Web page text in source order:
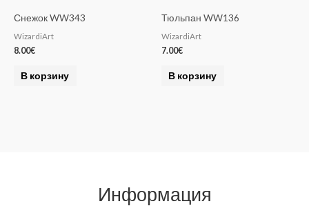
Снежок WW343
WizardiArt
8.00€
В корзину
Тюльпан WW136
WizardiArt
7.00€
В корзину
Информация